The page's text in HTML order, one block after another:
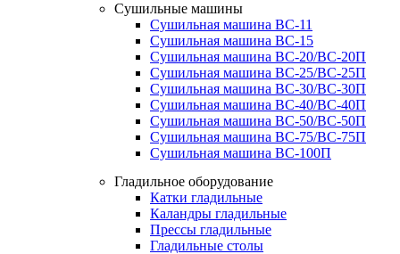
Сушильные машины
Сушильная машина ВС-11
Сушильная машина ВС-15
Сушильная машина ВС-20/ВС-20П
Сушильная машина ВС-25/ВС-25П
Сушильная машина ВС-30/ВС-30П
Сушильная машина ВС-40/ВС-40П
Сушильная машина ВС-50/ВС-50П
Сушильная машина ВС-75/ВС-75П
Сушильная машина ВС-100П
Гладильное оборудование
Катки гладильные
Каландры гладильные
Прессы гладильные
Гладильные столы